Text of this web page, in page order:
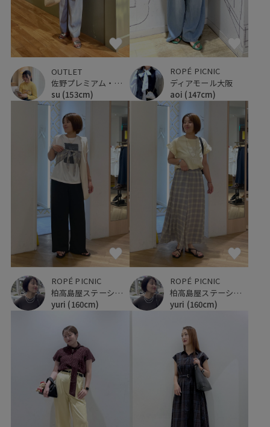
OUTLET
佐野プレミアム・アウトレット
su (153cm)
ROPÉ PICNIC
ディアモール大阪
aoi (147cm)
ROPÉ PICNIC
柏高島屋ステーションモール
yuri (160cm)
ROPÉ PICNIC
柏高島屋ステーションモール
yuri (160cm)